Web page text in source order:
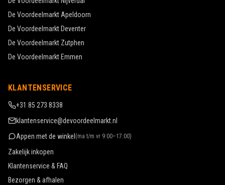
De Voordeelmarkt Apeldoorn
De Voordeelmarkt Deventer
De Voordeelmarkt Zutphen
De Voordeelmarkt Emmen
KLANTENSERVICE
+31 85 273 8338
klantenservice@devoordeelmarkt.nl
Appen met de winkel (ma t/m vr 9:00–17:00)
Zakelijk inkopen
Klantenservice & FAQ
Bezorgen & afhalen